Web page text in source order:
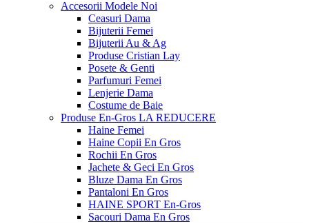
Accesorii Modele Noi
Ceasuri Dama
Bijuterii Femei
Bijuterii Au & Ag
Produse Cristian Lay
Posete & Genti
Parfumuri Femei
Lenjerie Dama
Costume de Baie
Produse En-Gros LA REDUCERE
Haine Femei
Haine Copii En Gros
Rochii En Gros
Jachete & Geci En Gros
Bluze Dama En Gros
Pantaloni En Gros
HAINE SPORT En-Gros
Sacouri Dama En Gros